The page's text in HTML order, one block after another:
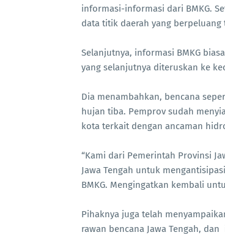
informasi-informasi dari BMKG.
data titik daerah yang
Selanjutnya, informasi BMKG
yang selanjutnya diteruskan ke
Dia menambahkan, bencana
hujan tiba. Pemprov sudah
kota terkait dengan ancaman
“Kami dari Pemerintah Provinsi
Jawa Tengah untuk
BMKG. Mengingatkan kembali
Pihaknya juga telah
rawan bencana Jawa Tengah,